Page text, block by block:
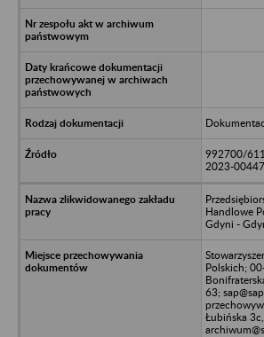
992700/
2023-
Handlowe
Gdyni -
Polskich;
63;
Łubińska